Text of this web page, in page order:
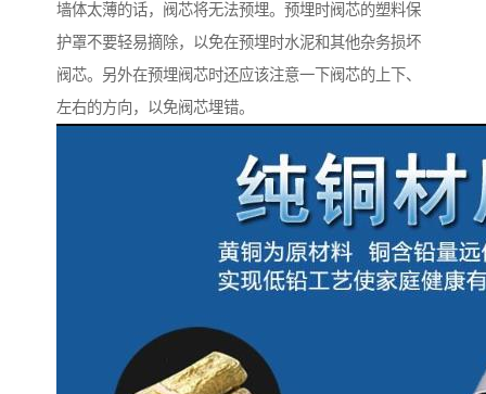
墙体太薄的话，阀芯将无法预埋。预埋时阀芯的塑料保
护罩不要轻易摘除，以免在预埋时水泥和其他杂务损坏
阀芯。另外在预埋阀芯时还应该注意一下阀芯的上下、
左右的方向，以免阀芯埋错。